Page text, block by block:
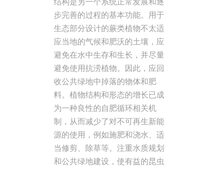
结构是另一个系统正常发展和逐
步完善的过程的基本功能。用于
生态部分设计的蕨类植物不太适
应当地的气候和肥沃的土壤，应
避免在水中生存和生长，并尽量
避免使用抗涝植物。因此，应回
收公共绿地中掉落的物体和肥
料。植物结构和形态的增长已成
为一种良性的自肥循环相关机
制，从而减少了对不可再生新能
源的使用，例如施肥和浇水、适
当修剪、除草等。注重水质规划
和公共绿地建设，使有益的昆虫